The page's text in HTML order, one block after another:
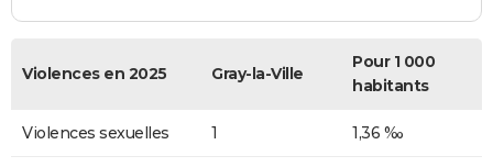
Violences en 2025 Gray-la-Ville
Pour 1 000
habitants
Violences sexuelles 1 1,36 ‰